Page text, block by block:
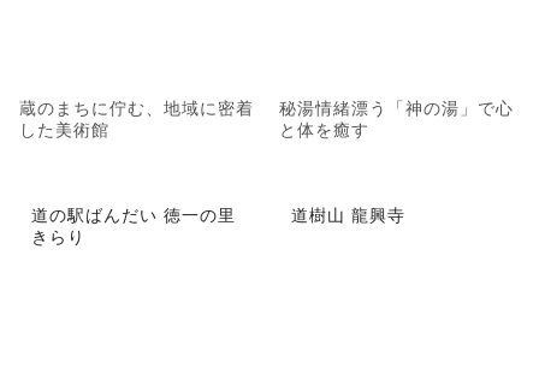
蔵のまちに佇む、地域に密着
した美術館
秘湯情緒漂う「神の湯」で心
と体を癒す
道の駅ばんだい 徳一の里
きらり
道樹山 龍興寺